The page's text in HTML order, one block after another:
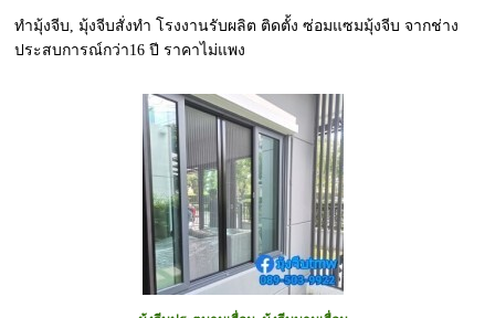
ทำมุ้งจีบ, มุ้งจีบสั่งทำ โรงงานรับผลิต ติดตั้ง ซ่อมแซมมุ้งจีบ จากช่าง
ประสบการณ์กว่า16 ปี ราคาไม่แพง